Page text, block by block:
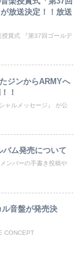
放送決定！！放送
賞式 『第37回ゴールデ
ジンからARMYへ
！
ャルメッセージ』 が公
バム発売について
ンバーの手書き投稿や
音盤が発売決
CONCEPT